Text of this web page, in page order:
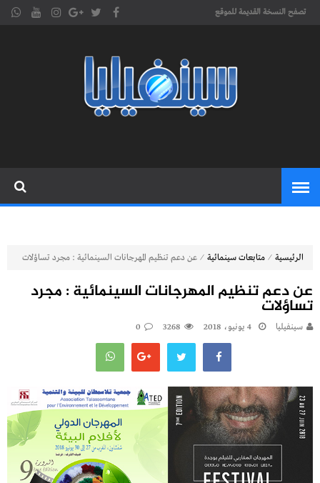
تصفح النسخة القديمة للموقع
الرئيسية ⁄ متابعات سينمائية ⁄ عن دعم تنظيم المهرجانات السينمائية : مجرد تساؤلات
عن دعم تنظيم المهرجانات السينمائية : مجرد
تساؤلات
سينفيليا 4 يونيو، 2018 3268
0